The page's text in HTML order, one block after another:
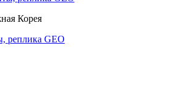
Корея
реплика GEO